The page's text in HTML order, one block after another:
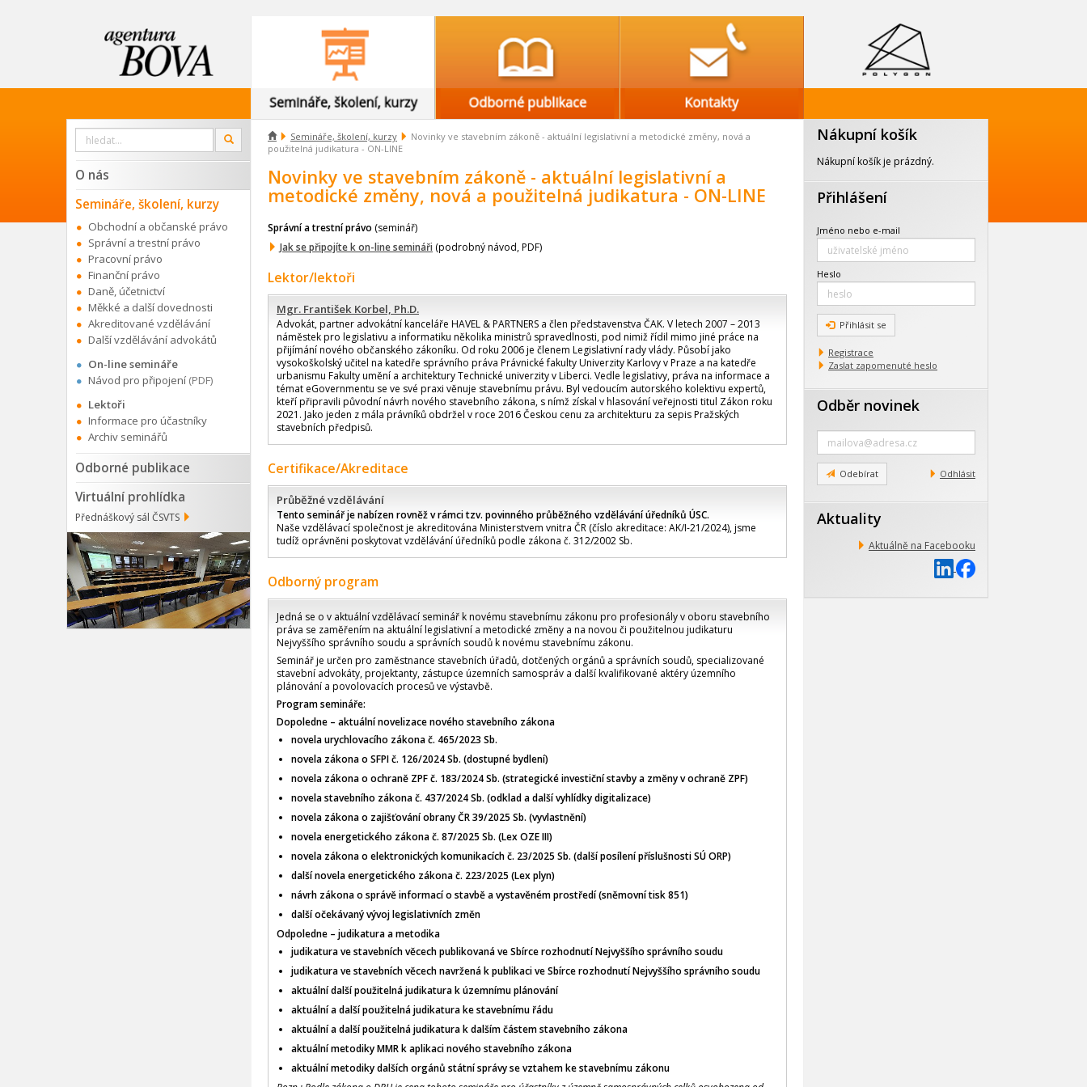
 Semináře, školení, kurzy
Novinky ve stavebním zákoně - aktuální legislativní a metodické změny, nová a
použitelná judikatura - ON-LINE
Novinky ve stavebním zákoně - aktuální legislativní a
metodické změny, nová a použitelná judikatura - ON-LINE
Správní a trestní právo (seminář)
Jak se připojíte k on-line semináři (podrobný návod, PDF)
Lektor/lektoři
Mgr. František Korbel, Ph.D.
Advokát, partner advokátní kanceláře HAVEL & PARTNERS a člen představenstva ČAK. V letech 2007 – 2013
náměstek pro legislativu a informatiku několika ministrů spravedlnosti, pod nimiž řídil mimo jiné práce na
přijímání nového občanského zákoníku. Od roku 2006 je členem Legislativní rady vlády. Působí jako
vysokoškolský učitel na katedře správního práva Právnické fakulty Univerzity Karlovy v Praze a na katedře
urbanismu Fakulty umění a architektury Technické univerzity v Liberci. Vedle legislativy, práva na informace a
témat eGovernmentu se ve své praxi věnuje stavebnímu právu. Byl vedoucím autorského kolektivu expertů,
kteří připravili původní návrh nového stavebního zákona, s nímž získal v hlasování veřejnosti titul Zákon roku
2021. Jako jeden z mála právníků obdržel v roce 2016 Českou cenu za architekturu za sepis Pražských
stavebních předpisů.
Certifikace/Akreditace
Průběžné vzdělávání
Tento seminář je nabízen rovněž v rámci tzv. povinného průběžného vzdělávání úředníků ÚSC.
Naše vzdělávací společnost je akreditována Ministerstvem vnitra ČR (číslo akreditace: AK/I-21/2024), jsme
tudíž oprávněni poskytovat vzdělávání úředníků podle zákona č. 312/2002 Sb.
Odborný program
Jedná se o v aktuální vzdělávací seminář k novému stavebnímu zákonu pro profesionály v oboru stavebního
práva se zaměřením na aktuální legislativní a metodické změny a na novou či použitelnou judikaturu
Nejvyššího správního soudu a správních soudů k novému stavebnímu zákonu.
Seminář je určen pro zaměstnance stavebních úřadů, dotčených orgánů a správních soudů, specializované
stavební advokáty, projektanty, zástupce územních samospráv a další kvalifikované aktéry územního
plánování a povolovacích procesů ve výstavbě.
Program semináře:
Dopoledne – aktuální novelizace nového stavebního zákona
novela urychlovacího zákona č. 465/2023 Sb.
novela zákona o SFPI č. 126/2024 Sb. (dostupné bydlení)
novela zákona o ochraně ZPF č. 183/2024 Sb. (strategické investiční stavby a změny v ochraně ZPF)
novela stavebního zákona č. 437/2024 Sb. (odklad a další vyhlídky digitalizace)
novela zákona o zajišťování obrany ČR 39/2025 Sb. (vyvlastnění)
novela energetického zákona č. 87/2025 Sb. (Lex OZE III)
novela zákona o elektronických komunikacích č. 23/2025 Sb. (další posílení příslušnosti SÚ ORP)
další novela energetického zákona č. 223/2025 (Lex plyn)
návrh zákona o správě informací o stavbě a vystavěném prostředí (sněmovní tisk 851)
další očekávaný vývoj legislativních změn
Odpoledne – judikatura a metodika
judikatura ve stavebních věcech publikovaná ve Sbírce rozhodnutí Nejvyššího správního soudu
judikatura ve stavebních věcech navržená k publikaci ve Sbírce rozhodnutí Nejvyššího správního soudu
aktuální další použitelná judikatura k územnímu plánování
aktuální a další použitelná judikatura ke stavebnímu řádu
aktuální a další použitelná judikatura k dalším částem stavebního zákona
aktuální metodiky MMR k aplikaci nového stavebního zákona
aktuální metodiky dalších orgánů státní správy se vztahem ke stavebnímu zákonu
Vyhledat
webu
OK
O nás
Semináře, školení, kurzy
Obchodní a občanské právo
Správní a trestní právo
Pracovní právo
Finanční právo
Daně, účetnictví
Měkké a další dovednosti
Akreditované vzdělávání
Další vzdělávání advokátů
On-line semináře
Návod pro připojení (PDF)
Lektoři
Informace pro účastníky
Archiv seminářů
Odborné publikace
Virtuální prohlídka
Přednáškový sál ČSVTS
Nákupní košík
Nákupní košík je prázdný.
Přihlášení
Jméno nebo e-mail
Heslo
Přihlásit se
Registrace
Zaslat zapomenuté heslo
Odběr novinek
Zadejte
mail
Odebírat Odhlásit
Aktuality
Aktuálně na Facebooku